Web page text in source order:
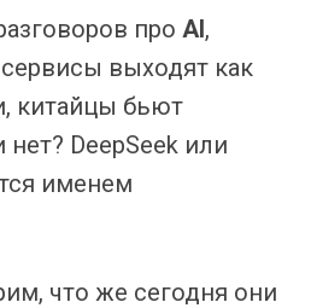
про AI,
выходят как
китайцы бьют
DeepSeek или
именем
что же сегодня они